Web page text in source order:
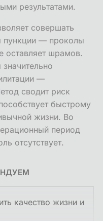
результатами.
совершать
пункции — проколы
оставляет шрамов.
—
сводит риск
быстрому
жизни. Во
период
отсутствует.
качество жизни и